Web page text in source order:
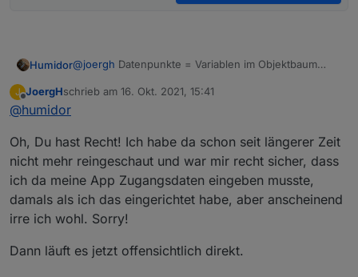
Humidor@joergh Datenpunkte = Variablen im Objektbaum
verstehe deine Cloud Aussage nicht?
dh du steuerst zBsp. den DP "allow_charging" mit
J
Offline
JoergHschrieb am 16. Okt. 2021, 15:41
zuletzt editiert von
@humidor
Oh, Du hast Recht! Ich habe da schon seit längerer Zeit
nicht mehr reingeschaut und war mir recht sicher, dass
ich da meine App Zugangsdaten eingeben musste,
damals als ich das eingerichtet habe, aber anscheinend
irre ich wohl. Sorry!
Dann läuft es jetzt offensichtlich direkt.